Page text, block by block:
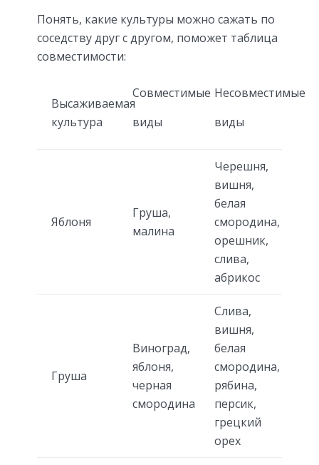
Понять, какие культуры можно сажать по
соседству друг с другом, поможет таблица
совместимости:
Высаживаемая
культура
Совместимые
виды
Несовместимые
виды
Яблоня
Груша,
малина
Черешня,
вишня,
белая
смородина,
орешник,
слива,
абрикос
Груша
Виноград,
яблоня,
черная
смородина
Слива,
вишня,
белая
смородина,
рябина,
персик,
грецкий
орех